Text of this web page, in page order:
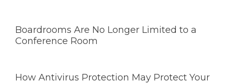
Boardrooms Are No Longer Limited to a
Conference Room
How Antivirus Protection May Protect Your